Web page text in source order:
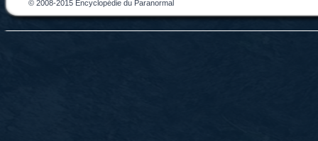
© 2008-2015 Encyclopédie du Paranormal